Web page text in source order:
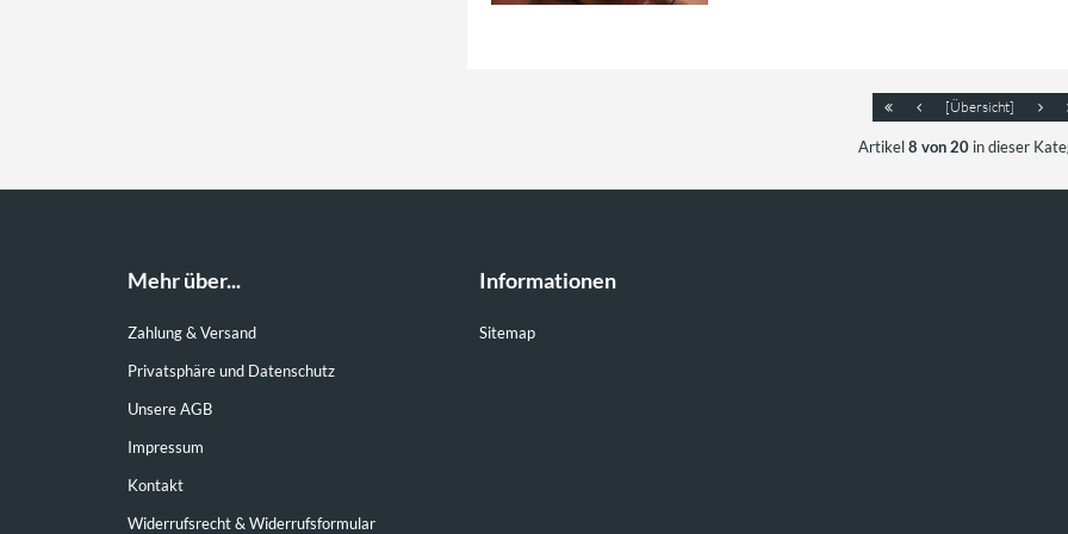
[Übersicht]
Artikel8 von 20 in dieser
Mehr über...
Zahlung & Versand
Privatsphäre und Datenschutz
Unsere AGB
Impressum
Kontakt
Widerrufsrecht & Widerrufsformular
Informationen
Sitemap